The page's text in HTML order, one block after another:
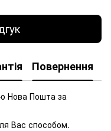
Повернення
Нова Пошта за
Вас способом.